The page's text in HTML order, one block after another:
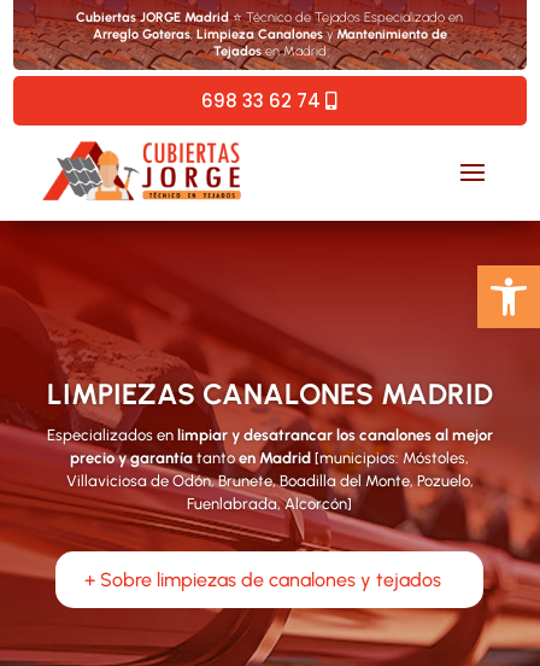
Abrir
Cubiertas JORGE Madrid⭐ Técnico de Tejados Especializado en
Arreglo Goteras,Limpieza CanalonesyMantenimiento de
Tejadosen Madrid
698 33 62 74
LIMPIEZAS CANALONES MADRID
Especializados en limpiar y desatrancar los canalones al mejor
precio y garantía tantoen Madrid [municipios: Móstoles,
Villaviciosa de Odón, Brunete, Boadilla del Monte, Pozuelo,
Fuenlabrada, Alcorcón]
+ Sobre limpiezas de canalones y tejados